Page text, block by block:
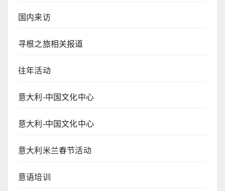
国内来访
寻根之旅相关报道
往年活动
意大利-中国文化中心
意大利-中国文化中心
意大利米兰春节活动
意语培训